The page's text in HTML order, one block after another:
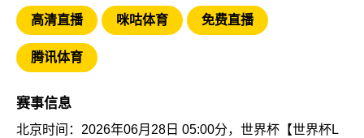
高清直播 咪咕体育 免费直播
腾讯体育
赛事信息
北京时间：2026年06月28日 05:00分，世界杯【世界杯L